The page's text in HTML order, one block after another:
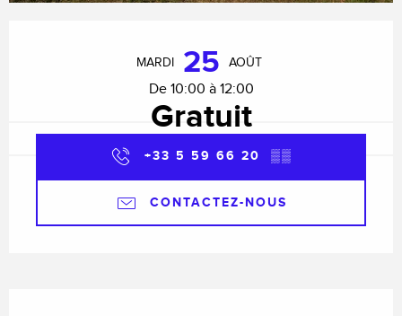
MARDI 25 AOÛT
De 10:00 à 12:00
Gratuit
+33 5 59 66 20 ▒▒
CONTACTEZ-NOUS